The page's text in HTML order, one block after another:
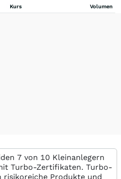
Kurs Volumen
7 von 10 Kleinanlegern
Turbo-Zertifikaten. Turbo-
Produkte und